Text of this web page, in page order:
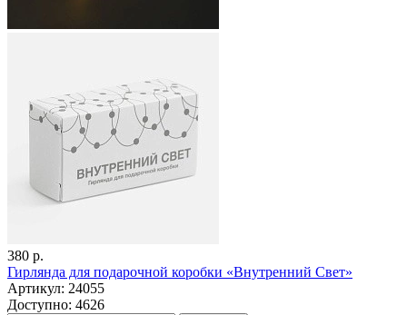
380 р.
Гирлянда для подарочной коробки «Внутренний Свет»
Артикул: 24055
Доступно: 4626